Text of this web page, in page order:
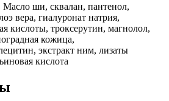
ши, сквалан, пантенол,
вера, гиалуронат натрия,
кислоты, троксерутин, магнолол,
кожица,
экстракт ним, лизаты
кислота